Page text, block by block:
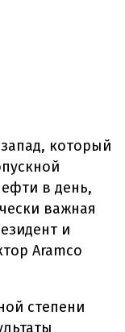
который
в день,
важная
и
Aramco
степени